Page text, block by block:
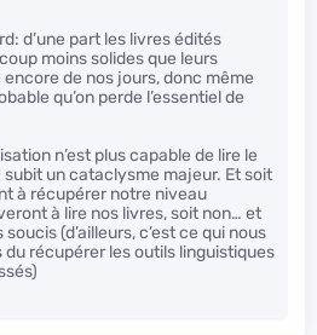
d’une part les livres édités
moins solides que leurs
de nos jours, donc même
qu’on perde l’essentiel de
n’est plus capable de lire le
subit un cataclysme majeur. Et soit
à récupérer notre niveau
à lire nos livres, soit non… et
(d’ailleurs, c’est ce qui nous
récupérer les outils linguistiques